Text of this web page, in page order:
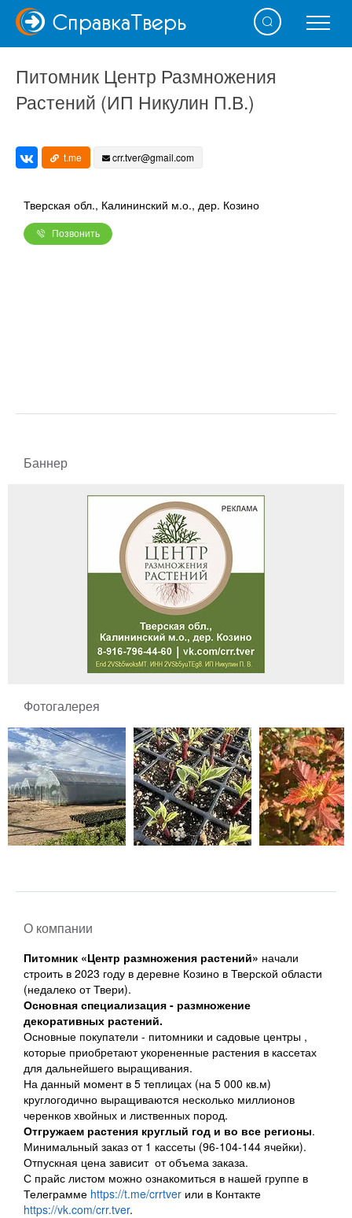
СправкаТверь
Питомник Центр Размножения
Растений (ИП Никулин П.В.)
t.me crr.tver@gmail.com
Тверская обл., Калининский м.о., дер. Козино
Позвонить
Баннер
Фотогалерея
О компании
Питомник «Центр размножения растений» начали
строить в 2023 году в деревне Козино в Тверской области
(недалеко от Твери).
Основная специализация - размножение
декоративных растений.
Основные покупатели - питомники и садовые центры ,
которые приобретают укорененные растения в кассетах
для дальнейшего выращивания.
На данный момент в 5 теплицах (на 5 000 кв.м)
круглогодично выращиваются несколько миллионов
черенков хвойных и лиственных пород.
Отгружаем растения круглый год и во все регионы.
Минимальный заказ от 1 кассеты (96-104-144 ячейки).
Отпускная цена зависит от объема заказа.
С прайс листом можно ознакомиться в нашей группе в
Телеграмме https://t.me/crrtver или в Контакте
https://vk.com/crr.tver.